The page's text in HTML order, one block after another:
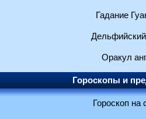
Гадание
Оракул
Гороскопы и
Гороскоп на